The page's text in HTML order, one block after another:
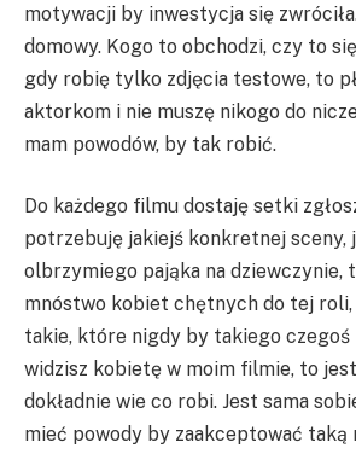
motywacji by inwestycja się
domowy. Kogo to obchodzi, czy to
gdy robię tylko zdjęcia testowe, to
aktorkom i nie muszę nikogo do
mam powodów, by tak robić.
Do każdego filmu dostaję setki
potrzebuję jakiejś konkretnej sceny,
olbrzymiego pająka na dziewczynie,
mnóstwo kobiet chętnych do tej roli,
takie, które nigdy by takiego czegoś
widzisz kobietę w moim filmie, to
dokładnie wie co robi. Jest sama
mieć powody by zaakceptować taką